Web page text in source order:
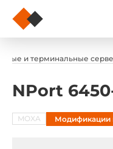
и терминальные
NPort
MOXA Модификации